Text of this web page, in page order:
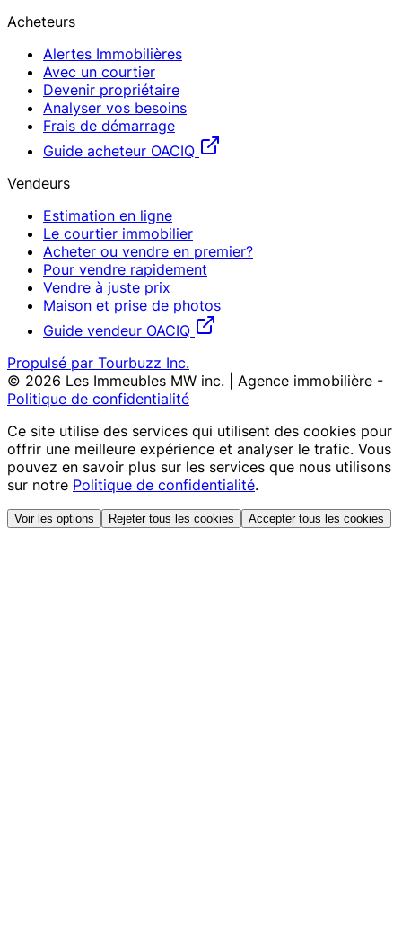
Acheteurs
Alertes Immobilières
Avec un courtier
Devenir propriétaire
Analyser vos besoins
Frais de démarrage
Guide acheteur OACIQ
Vendeurs
Estimation en ligne
Le courtier immobilier
Acheter ou vendre en premier?
Pour vendre rapidement
Vendre à juste prix
Maison et prise de photos
Guide vendeur OACIQ
Propulsé par Tourbuzz Inc.
© 2026 Les Immeubles MW inc. | Agence immobilière -
Politique de confidentialité
Ce site utilise des services qui utilisent des cookies pour
offrir une meilleure expérience et analyser le trafic. Vous
pouvez en savoir plus sur les services que nous utilisons
sur notre Politique de confidentialité.
Voir les options Rejeter tous les cookies Accepter tous les cookies